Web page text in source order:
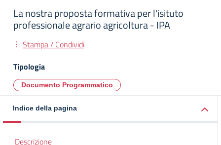
La nostra proposta formativa per l'isituto
professionale agrario agricoltura - IPA
Stampa / Condividi
Tipologia
Documento Programmatico
Indice della pagina
Descrizione